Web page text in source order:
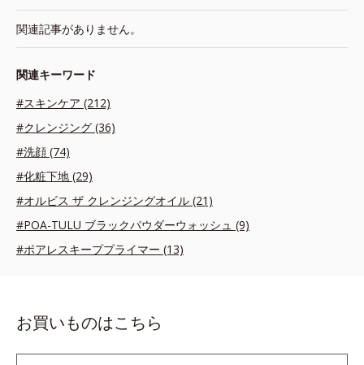
関連記事がありません。
関連キーワード
#スキンケア (212)
#クレンジング (36)
#洗顔 (74)
#化粧下地 (29)
#オルビス ザ クレンジングオイル (21)
#POA-TULU ブラックパウダーウォッシュ (9)
#ポアレスキーププライマー (13)
お買いものはこちら